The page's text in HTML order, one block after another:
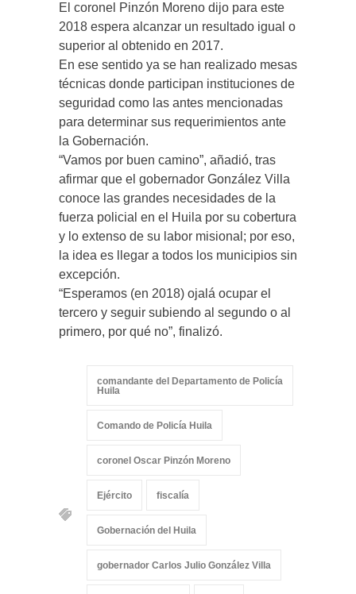
El coronel Pinzón Moreno dijo para este
2018 espera alcanzar un resultado igual o
superior al obtenido en 2017.
En ese sentido ya se han realizado mesas
técnicas donde participan instituciones de
seguridad como las antes mencionadas
para determinar sus requerimientos ante
la Gobernación.
“Vamos por buen camino”, añadió, tras
afirmar que el gobernador González Villa
conoce las grandes necesidades de la
fuerza policial en el Huila por su cobertura
y lo extenso de su labor misional; por eso,
la idea es llegar a todos los municipios sin
excepción.
“Esperamos (en 2018) ojalá ocupar el
tercero y seguir subiendo al segundo o al
primero, por qué no”, finalizó.
comandante del Departamento de Policía
Huila
Comando de Policía Huila
coronel Oscar Pinzón Moreno
Ejército fiscalía
Gobernación del Huila
gobernador Carlos Julio González Villa